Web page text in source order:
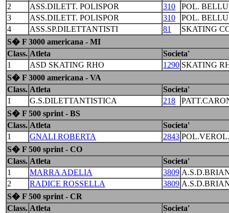
2
ASS.DILETT. POLISPOR 310
POL.
3
ASS.DILETT. POLISPOR 310
POL.
4
ASS.SP.DILETTANTISTI 81
SKATING
S� F 3000 americana - MI
Class. Atleta
Societa'
1
ASD SKATING RHO 1290 SKATING
S� F 3000 americana - VA
Class. Atleta
Societa'
1
G.S.DILETTANTISTICA 218
S� F 500 sprint - BS
Class. Atleta
Societa'
1
GNALI ROBERTA 2843
S� F 500 sprint - CO
Class. Atleta
Societa'
1
MARRA ADELIA 3809
2
RADICE ROSSELLA 3809
S� F 500 sprint - CR
Class. Atleta
Societa'